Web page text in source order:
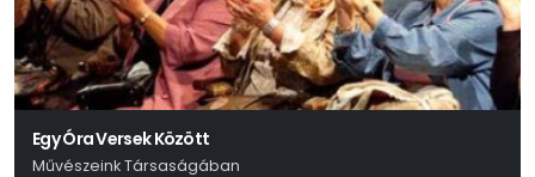
Egy Óra Versek Között
Művészeink Társaságában